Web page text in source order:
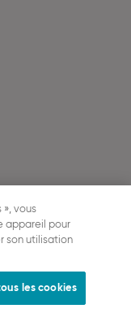
», vous
appareil pour
son utilisation
les cookies